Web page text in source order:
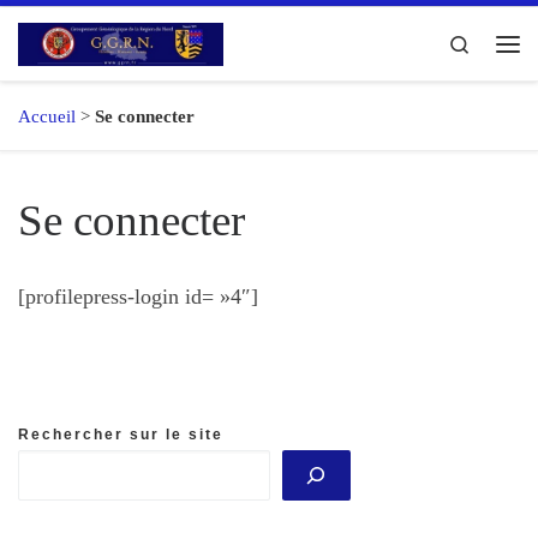
Passer au contenu
Search
Accueil > Se connecter
Se connecter
[profilepress-login id= »4″]
Rechercher sur le site